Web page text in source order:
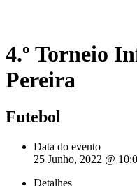
4.º Torneio
Pereira
Futebol
Data do evento
25 Junho, 2022 @
Detalhes